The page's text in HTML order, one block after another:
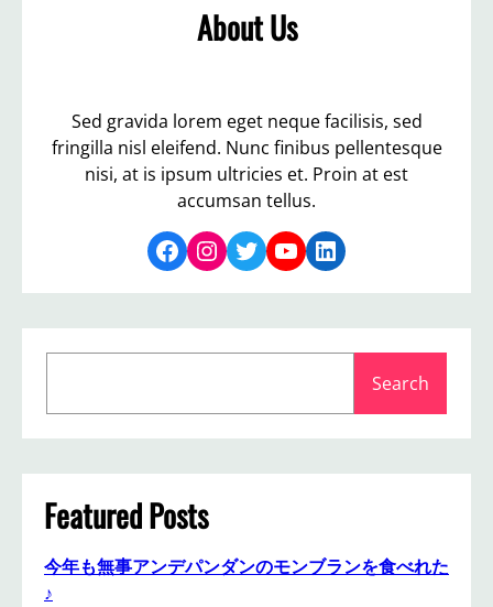
About Us
Sed gravida lorem eget neque facilisis, sed
fringilla nisl eleifend. Nunc finibus pellentesque
nisi, at is ipsum ultricies et. Proin at est
accumsan tellus.
Facebook Instagram Twitter YouTube LinkedIn
a
r
c
h
Search
Featured Posts
今年も無事アンデパンダンのモンブランを食べれた
♪